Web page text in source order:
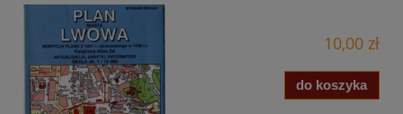
10,00 zł
do koszyka